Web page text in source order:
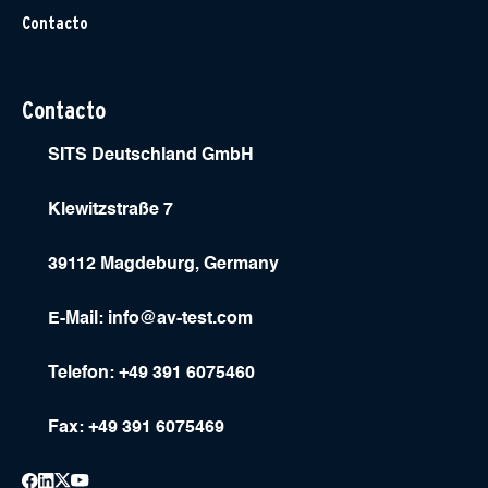
Contacto
Contacto
SITS Deutschland GmbH
Klewitzstraße 7
39112 Magdeburg, Germany
E-Mail: info@av-test.com
Telefon: +49 391 6075460
Fax: +49 391 6075469